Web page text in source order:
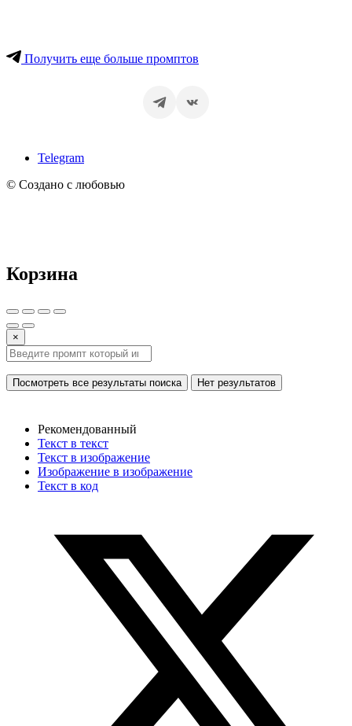
Получить еще больше промптов
Telegram
© Создано с любовью
Корзина
×
Посмотреть все результаты поиска Нет результатов
Рекомендованный
Текст в текст
Текст в изображение
Изображение в изображение
Текст в код